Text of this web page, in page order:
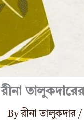
রীনা
Byরীনা তালুকদার /